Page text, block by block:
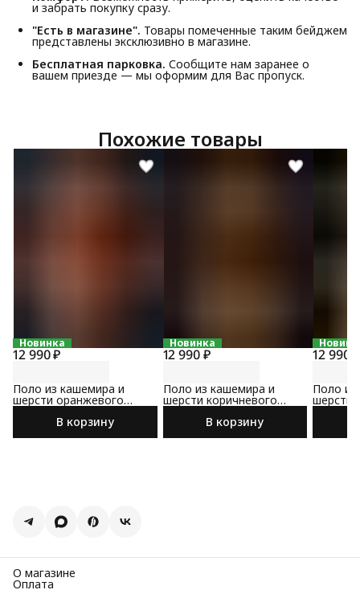
и забрать покупку сразу.
"Есть в магазине". Товары помеченные таким бейджем
представлены эксклюзивно в магазине.
Бесплатная парковка. Сообщите нам заранее о
вашем приезде — мы оформим для Вас пропуск.
Похожие товары
Новинка
12 990 ₽
Поло из кашемира и
шерсти оранжевого
В корзину
Новинка
12 990 ₽
Поло из кашемира и
шерсти коричневого
В корзину
12 990 ₽
Поло
шерсти
О магазине
Оплата